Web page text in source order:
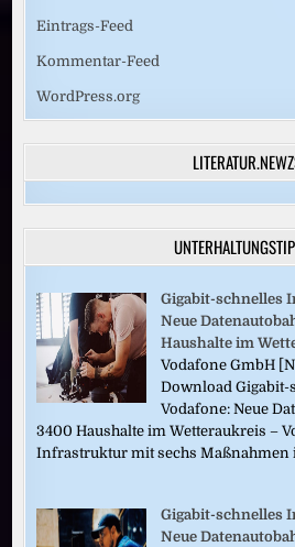
Eintrags-Feed
Kommentar-Feed
WordPress.org
Gigabit-schnelles
Neue
Haushalte im
Vodafone GmbH
Download
Vodafone: Neue
3400 Haushalte im Wetteraukreis –
Infrastruktur mit sechs Maßnahmen
Gigabit-schnelles
Neue